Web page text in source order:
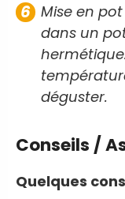
Mise en
dans un
déguster.
Conseils /
Quelques